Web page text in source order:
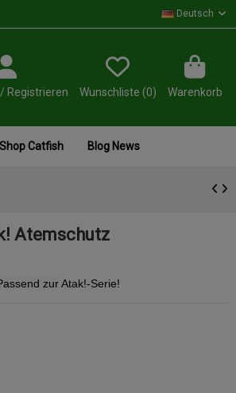
Deutsch
Registrieren Wunschliste (0) Warenkorb
Catfish Blog News
Atemschutz
zurAtak!-Serie!